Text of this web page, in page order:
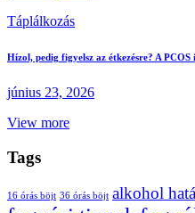
Táplálkozás
Hízol, pedig figyelsz az étkezésre? A
június 23, 2026
View more
Tags
16 órás böjt 36 órás böjt alkohol